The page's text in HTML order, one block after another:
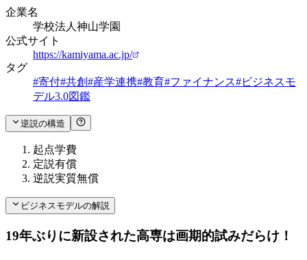
企業名
学校法人神山学園
公式サイト
https://kamiyama.ac.jp/
タグ
#寄付#共創#産学連携#教育#ファイナンス#ビジネスモ
デル3.0図鑑
逆説の構造
起点学費
定説有償
逆説実質無償
ビジネスモデルの解説
19年ぶりに新設された高専は画期的試みだらけ！